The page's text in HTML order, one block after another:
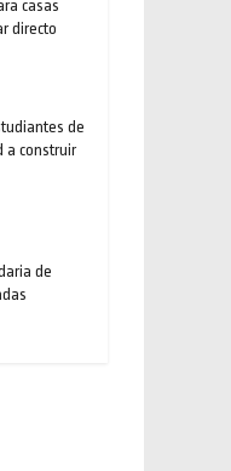
casas
directo
de
a construir
de